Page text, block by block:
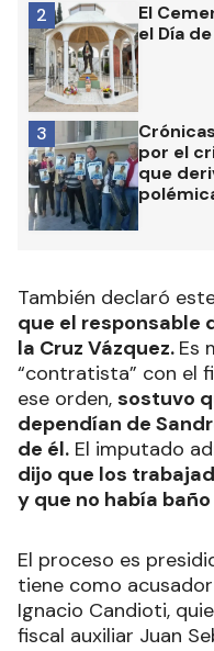
El
el Día
2
por el
que
3
También declaró
que el responsable
la Cruz Vázquez. Es
“contratista” con el
ese orden, sostuvo
dependían de
de él. El imputado
dijo que los
y que no había
El proceso es
tiene como
Ignacio Candioti,
fiscal auxiliar Juan